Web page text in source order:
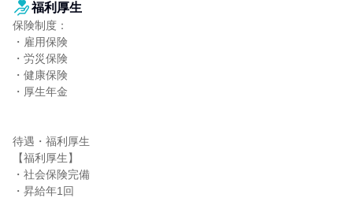
福利厚生
保険制度：
・雇用保険
・労災保険
・健康保険
・厚生年金
待遇・福利厚生
【福利厚生】
・社会保険完備
・昇給年1回